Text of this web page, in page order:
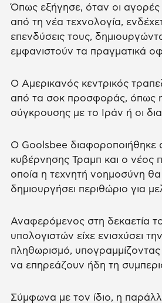
Όπως εξήγησε, όταν οι αγορές
από τη νέα τεχνολογία,
επενδύσεις τους,
εμφανιστούν τα πραγματικά
Ο Αμερικανός κεντρικός
από τα σοκ προσφοράς, όπως
σύγκρουσης με το Ιράν ή οι
Ο Goolsbee διαφοροποιήθηκε
κυβέρνησης Τραμπ και ο νέος
οποία η τεχνητή νοημοσύνη
δημιουργήσει περιθώριο για
Αναφερόμενος στη δεκαετία
υπολογιστών είχε ενισχύσει
πληθωρισμό, υπογραμμίζοντας
να επηρεάζουν ήδη τη
Σύμφωνα με τον ίδιο, η